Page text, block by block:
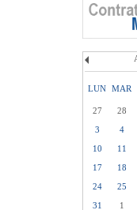
LUN MAR
27 28
3
4
10
11
17
18
24
25
31
1